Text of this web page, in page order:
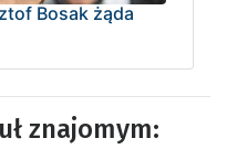
Bosak żąda
znajomym: